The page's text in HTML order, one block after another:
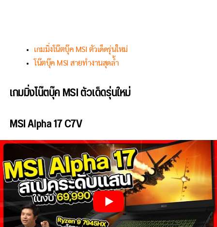
เกมมิ่งโน๊ตบุ๊ค MSI ตัวเด็ดรุ่นใหม่
โน๊ตบุ๊ค MSI สายทำงานสุดล้ำ
เกมมิ่งโน๊ตบุ๊ค MSI ตัวเด็ดรุ่นใหม่
MSI Alpha 17 C7V